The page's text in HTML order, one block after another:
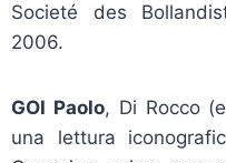
Societé des
2006.
GOI Paolo, Di Rocco
una lettura